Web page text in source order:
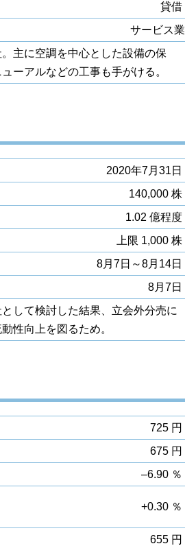
貸借
サービス業
主に空調を中心とした設備の保
ーアルなどの工事も手がける。
2020年7月31日
140,000 株
1.02 億程度
上限 1,000 株
8月7日～8月14日
8月7日
して検討した結果、立会外分売に
性向上を図るため。
725 円
675 円
–6.90 ％
+0.30 ％
655 円